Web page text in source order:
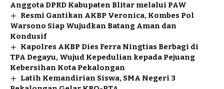
Anggota DPRD Kabupaten Blitar melalui PAW
Resmi Gantikan AKBP Veronica, Kombes Pol
Warsono Siap Wujudkan Batang Aman dan
Kondusif
Kapolres AKBP Dies Ferra Ningtias Berbagi di
TPA Degayu, Wujud Kepedulian kepada Pejuang
Kebersihan Kota Pekalongan
Latih Kemandirian Siswa, SMA Negeri 3